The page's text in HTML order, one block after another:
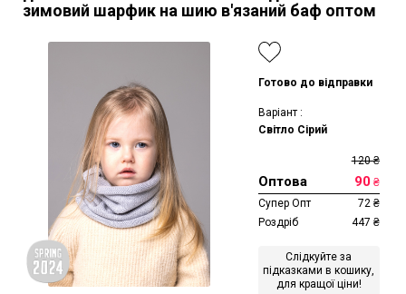
зимовий шарфик на шию в'язаний баф оптом
Готово до відправки
Варіант :
Світло Сірий
120 ₴
Оптова 90 ₴
Супер Опт
72 ₴
Роздріб
447 ₴
Слідкуйте за
підказками в кошику,
для кращої ціни!